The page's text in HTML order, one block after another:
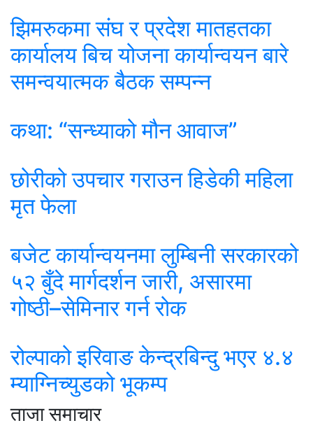
झिमरुकमा संघ र प्रदेश मातहतका
कार्यालय बिच योजना कार्यान्वयन बारे
समन्वयात्मक बैठक सम्पन्न
कथा: “सन्ध्याको मौन आवाज”
छोरीको उपचार गराउन हिडेकी महिला
मृत फेला
बजेट कार्यान्वयनमा लुम्बिनी सरकारको
५२ बुँदे मार्गदर्शन जारी, असारमा
गोष्ठी–सेमिनार गर्न रोक
रोल्पाको इरिवाङ केन्द्रबिन्दु भएर ४.४
म्याग्निच्युडको भूकम्प
ताजा समाचार